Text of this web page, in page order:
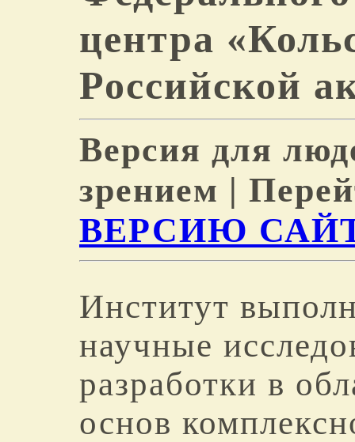
центра
Российской
Версия для
зрением |
ВЕРСИЮ
Институт
научные
разработки в
основ